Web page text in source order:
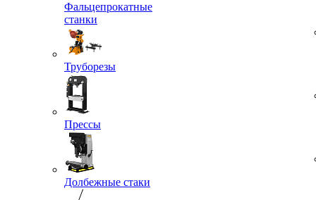
Фальцепрокатные
станки
Труборезы
Прессы
Долбежные стаки